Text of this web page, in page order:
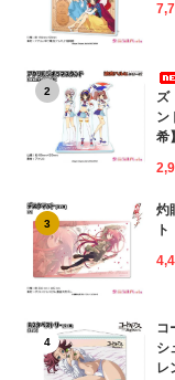
2
ズ
ン
希】
3
灼
ト
4
コ
シ
レ